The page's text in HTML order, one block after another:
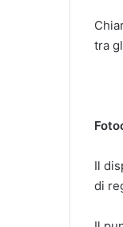
tra
Il
di